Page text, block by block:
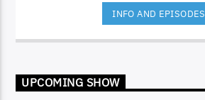
INFO AND EPISODES
UPCOMING SHOW